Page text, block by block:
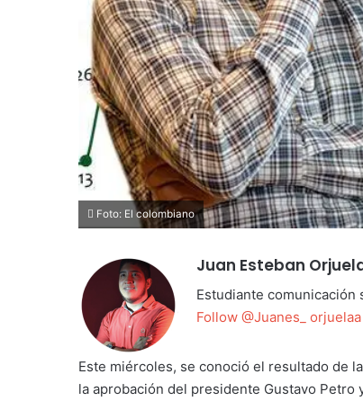
Foto: El colombiano
Juan Esteban
Estudiante comunicación
Follow @Juanes_ orjuelaa
Este miércoles, se conoció el resultado de
la aprobación del presidente Gustavo